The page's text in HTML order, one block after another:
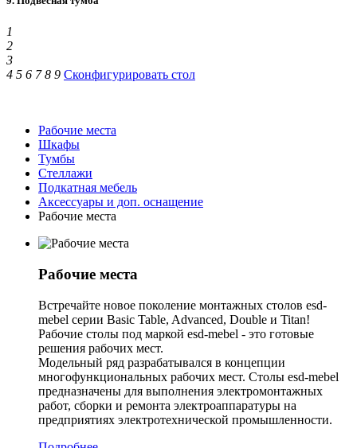
предприятия или медицинская лаборатория
Промышленную мебель esd-Mebel можно оснастить
подвесной мебелью: Тумбы, шкафчики, контейнеры.
Требуемый в работе материал будет всегда под рукой!
1
2
3
4 5 6 7 8 9 Сконфигурировать стол
Рабочие места
Шкафы
Тумбы
Стеллажи
Подкатная мебель
Аксессуары и доп. оснащение
Рабочие места
Рабочие места
Встречайте новое поколение монтажных столов esd-
mebel серии Basic Table, Advanced, Double и Titan!
Рабочие столы под маркой esd-mebel - это готовые
решения рабочих мест.
Модельный ряд разрабатывался в концепции
многофункциональных рабочих мест. Столы esd-mebel
предназначены для выполнения электромонтажных
работ, сборки и ремонта электроаппаратуры на
предприятиях электротехнической промышленности.